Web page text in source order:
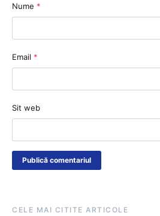
Nume *
Email *
Sit web
CELE MAI CITITE ARTICOLE